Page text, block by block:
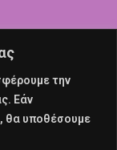
την
Εάν
θα υποθέσουμε